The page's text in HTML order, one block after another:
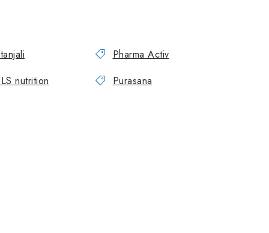
Pharma Activ
nutrition
Purasana